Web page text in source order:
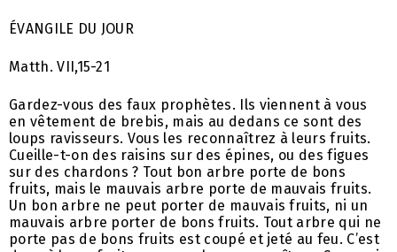
ÉVANGILE DU JOUR
Matth. VII,15-21
Gardez-vous des faux prophètes. Ils viennent à vous
en vêtement de brebis, mais au dedans ce sont des
loups ravisseurs. Vous les reconnaîtrez à leurs fruits.
Cueille-t-on des raisins sur des épines, ou des figues
sur des chardons ? Tout bon arbre porte de bons
fruits, mais le mauvais arbre porte de mauvais fruits.
Un bon arbre ne peut porter de mauvais fruits, ni un
mauvais arbre porter de bons fruits. Tout arbre qui ne
porte pas de bons fruits est coupé et jeté au feu. C’est